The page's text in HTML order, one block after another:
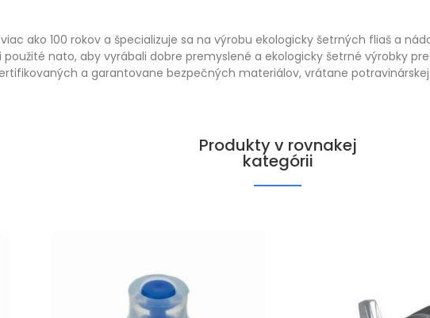
ako 100 rokov a špecializuje sa na výrobu ekologicky šetrných fliaš a
nato, aby vyrábali dobre premyslené a ekologicky šetrné výrobky
a garantovane bezpečných materiálov, vrátane
Produkty v rovnakej
kategórii